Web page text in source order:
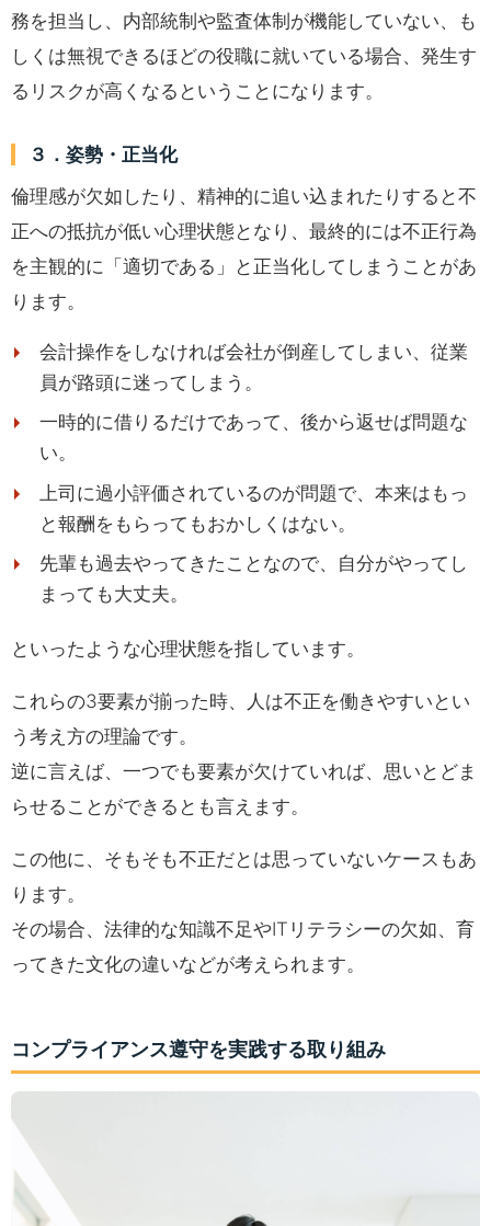
務を担当し、内部統制や監査体制が機能していない、も
しくは無視できるほどの役職に就いている場合、発生す
るリスクが高くなるということになります。
３．姿勢・正当化
倫理感が欠如したり、精神的に追い込まれたりすると不
正への抵抗が低い心理状態となり、最終的には不正行為
を主観的に「適切である」と正当化してしまうことがあ
ります。
会計操作をしなければ会社が倒産してしまい、従業
員が路頭に迷ってしまう。
一時的に借りるだけであって、後から返せば問題な
い。
上司に過小評価されているのが問題で、本来はもっ
と報酬をもらってもおかしくはない。
先輩も過去やってきたことなので、自分がやってし
まっても大丈夫。
といったような心理状態を指しています。
これらの3要素が揃った時、人は不正を働きやすいとい
う考え方の理論です。
逆に言えば、一つでも要素が欠けていれば、思いとどま
らせることができるとも言えます。
この他に、そもそも不正だとは思っていないケースもあ
ります。
その場合、法律的な知識不足やITリテラシーの欠如、育
ってきた文化の違いなどが考えられます。
コンプライアンス遵守を実践する取り組み